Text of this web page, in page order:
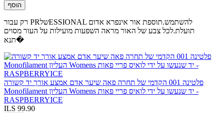
הוסף
רק עבור PRשלESSIONAL להשתמש.תוספת אור אינפרא אדום
תועלת.לכל צבע של האור מראה השפעות מועילות על העור מסוים
תנא�
פלטינה 001 הקדמי של תחרה פאה שיער אדם אמצע אורך יד קשורה
Monofilament העליון Womens יד שנעשו על ידי לואיס פריי פאות -
RASPBERRYICE
ILS 99.90